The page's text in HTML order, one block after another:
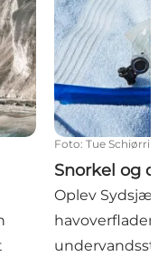
Foto: Tue
Snorkel og
Oplev